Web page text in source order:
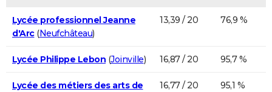
Lycée professionnel Jeanne
d'Arc(Neufchâteau)
13,39 / 20 76,9 %
Lycée Philippe Lebon (Joinville) 16,87 / 20 95,7 %
Lycée des métiers des arts de
16,77 / 20 95,1 %